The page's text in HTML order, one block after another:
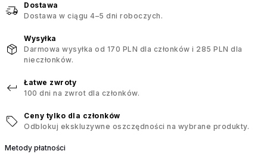
Dostawa
Dostawa w ciągu 4–5 dni roboczych.
Wysyłka
Darmowa wysyłka od 170 PLN dla członków i 285 PLN dla
nieczłonków.
Łatwe zwroty
100 dni na zwrot dla członków.
Ceny tylko dla członków
Odblokuj ekskluzywne oszczędności na wybrane produkty.
Metody płatności